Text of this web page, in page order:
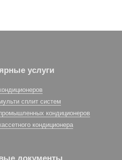
услуги
сплит систем
кондиционеров
кондиционера